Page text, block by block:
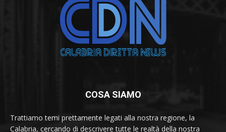
COSA SIAMO
Trattiamo temi prettamente legati alla nostra regione, la
Calabria, cercando di descrivere tutte le realtà della nostra